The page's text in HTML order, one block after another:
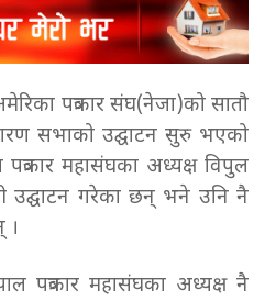
पत्रकार संघ(नेजा)को सातौ
सभाको उद्घाटन सुरु भएको
महासंघका अध्यक्ष विपुल
उद्घाटन गरेका छन् भने उनि नै
।
पत्रकार महासंघका अध्यक्ष नै